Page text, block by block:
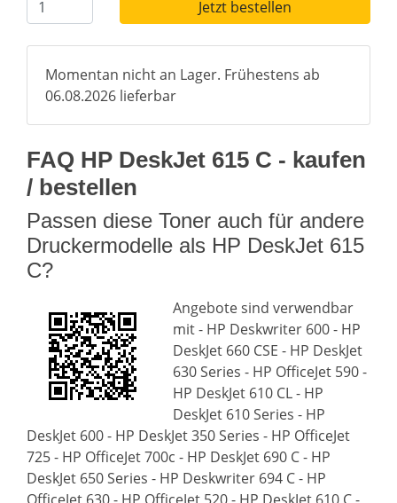
Jetzt bestellen
Momentan nicht an Lager. Frühestens ab
06.08.2026 lieferbar
FAQ HP DeskJet 615 C - kaufen
/ bestellen
Passen diese Toner auch für andere
Druckermodelle als HP DeskJet 615
C?
Angebote sind verwendbar
mit - HP Deskwriter 600 - HP
DeskJet 660 CSE - HP DeskJet
630 Series - HP OfficeJet 590 -
HP DeskJet 610 CL - HP
DeskJet 610 Series - HP
DeskJet 600 - HP DeskJet 350 Series - HP OfficeJet
725 - HP OfficeJet 700c - HP DeskJet 690 C - HP
DeskJet 650 Series - HP Deskwriter 694 C - HP